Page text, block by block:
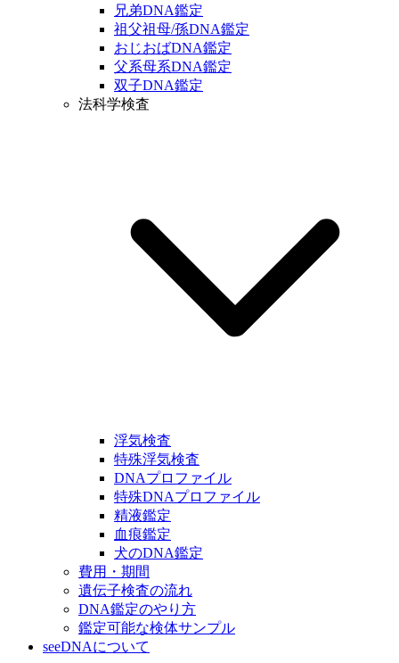
兄弟DNA鑑定
祖父祖母/孫DNA鑑定
おじおばDNA鑑定
父系母系DNA鑑定
双子DNA鑑定
法科学検査
浮気検査
特殊浮気検査
DNAプロファイル
特殊DNAプロファイル
精液鑑定
血痕鑑定
犬のDNA鑑定
費用・期間
遺伝子検査の流れ
DNA鑑定のやり方
鑑定可能な検体サンプル
seeDNAについて